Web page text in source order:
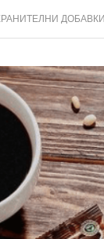
ДОБАВКИ